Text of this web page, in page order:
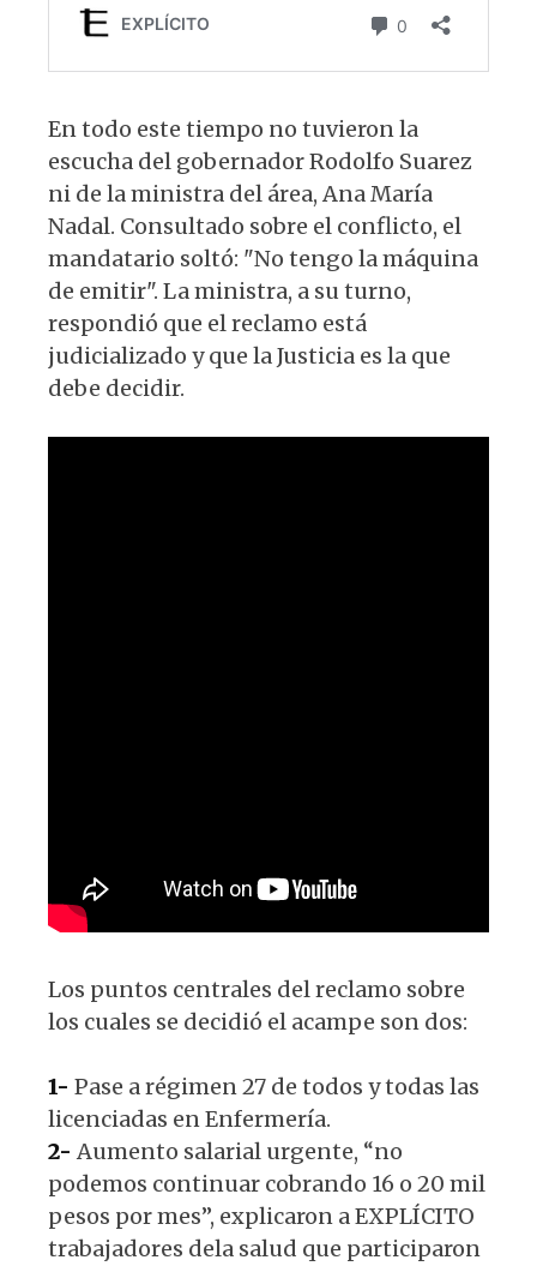
En todo este tiempo no tuvieron la
escucha del gobernador Rodolfo Suarez
ni de la ministra del área, Ana María
Nadal. Consultado sobre el conflicto, el
mandatario soltó: "No tengo la máquina
de emitir". La ministra, a su turno,
respondió que el reclamo está
judicializado y que la Justicia es la que
debe decidir.
Los puntos centrales del reclamo sobre
los cuales se decidió el acampe son dos:
1- Pase a régimen 27 de todos y todas las
licenciadas en Enfermería.
2- Aumento salarial urgente, “no
podemos continuar cobrando 16 o 20 mil
pesos por mes”, explicaron a EXPLÍCITO
trabajadores dela salud que participaron